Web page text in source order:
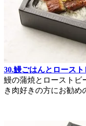
30.鰻ごはんとロース
鰻の蒲焼とローストビ
き肉好きの方にお勧め